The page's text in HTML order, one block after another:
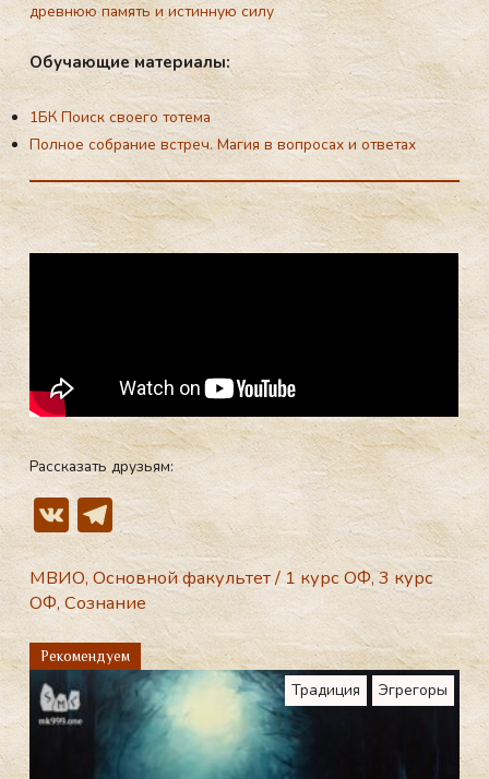
древнюю память и истинную силу
Обу­ча­ющие ма­те­ри­алы:
1БК Поиск своего тотема
Полное собрание встреч. Магия в вопросах и ответах
Рассказать друзьям:
V
K
T
el
e
gr
a
m
МВИО,Основной факультет/1 курс ОФ,3 курс
ОФ,Сознание
Рекомендуем
Традиция Эгрегоры